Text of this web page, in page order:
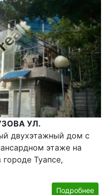
УЛ.
двухэтажный дом с
этаже на
Туапсе,
Подробнее